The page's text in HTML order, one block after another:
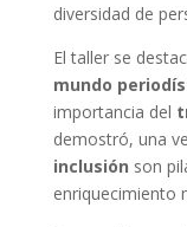
diversidad de
El taller se
mundo
importancia del
demostró, una
inclusión son
enriquecimiento